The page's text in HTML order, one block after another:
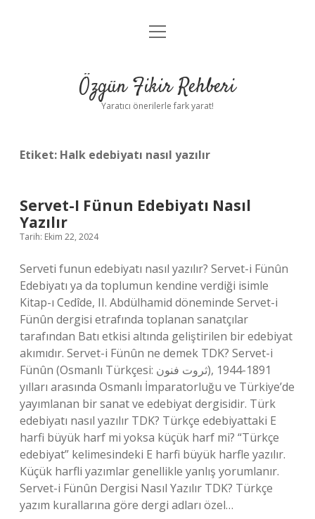
Gizlilik Politikası
Yasal Uyarı
menüyü
Özgün Fikir Rehberi
Yaratıcı önerilerle fark yarat!
Etiket: Halk edebiyatı nasıl yazılır
Servet-I Fünun Edebiyatı Nasıl
Yazılır
Tarih: Ekim 22, 2024
Serveti funun edebiyatı nasıl yazılır? Servet-i Fünûn
Edebiyatı ya da toplumun kendine verdiği isimle
Kitap-ı Cedîde, II. Abdülhamid döneminde Servet-i
Fünûn dergisi etrafında toplanan sanatçılar
tarafından Batı etkisi altında geliştirilen bir edebiyat
akımıdır. Servet-i Fünûn ne demek TDK? Servet-i
Fünûn (Osmanlı Türkçesi: ثروت فنون), 1891-1944
yılları arasında Osmanlı İmparatorluğu ve Türkiye’de
yayımlanan bir sanat ve edebiyat dergisidir. Türk
edebiyatı nasıl yazılır TDK? Türkçe edebiyattaki E
harfi büyük harf mi yoksa küçük harf mi? “Türkçe
edebiyat” kelimesindeki E harfi büyük harfle yazılır.
Küçük harfli yazımlar genellikle yanlış yorumlanır.
Servet-i Fünûn Dergisi Nasıl Yazılır TDK? Türkçe
yazım kurallarına göre dergi adları özel…